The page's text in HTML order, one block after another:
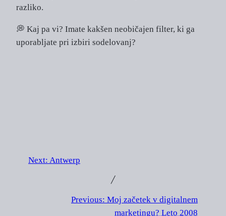
razliko.
💭 Kaj pa vi? Imate kakšen neobičajen filter, ki ga
uporabljate pri izbiri sodelovanj?
Next: Antwerp
╱
Previous: Moj začetek v digitalnem
marketingu? Leto 2008